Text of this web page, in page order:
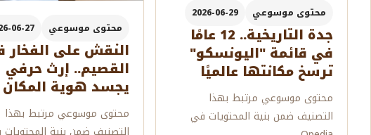
محتوى موسوعي 2026-06-29
جدة التاريخية.. 12 عامًا
في قائمة "اليونسكو"
ترسخ مكانتها عالميًا
محتوى موسوعي مرتبط بهذا
التصنيف ضمن بنية المحتويات في
محتوى موسوعي 06-27
النقش على
القصيم.. إرث حرفي
يجسد هوية المكان
محتوى موسوعي مرتبط بهذا